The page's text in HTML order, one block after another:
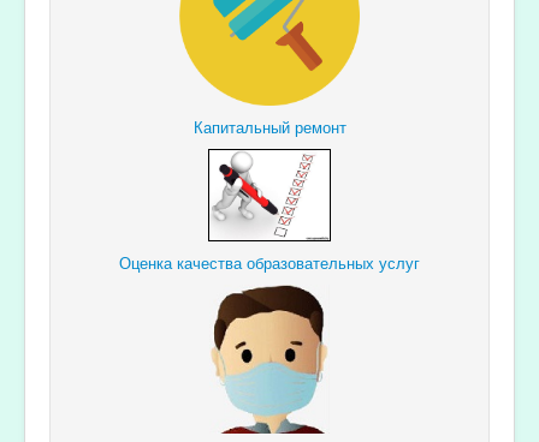
Капитальный ремонт
Оценка качества образовательных услуг